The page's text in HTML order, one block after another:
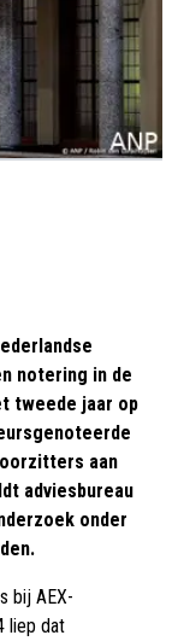
notering in de
tweede jaar op
aan
adviesbureau
onder
bij AEX-
liep dat